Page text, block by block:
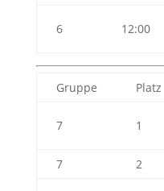
6 12:00
Gruppe Platz
7 1
7
2